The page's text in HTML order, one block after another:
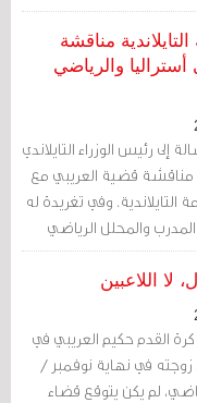
مناقشة
والرياضي
إلى رئيس الوزراء التايلاندي
قضية العريبي مع
وفي تغريدة له
والمحلل الرياضي
بالخطوة...
لا اللاعبين
القدم حكيم العريبي في
في نهاية نوفمبر /
لم يكن يتوقع قضاء